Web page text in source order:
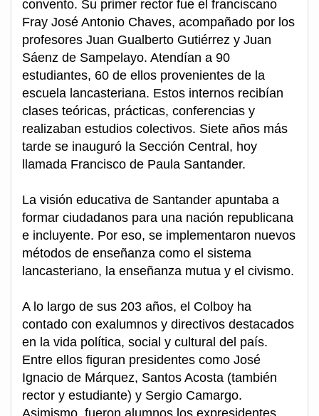
convento. Su primer rector fue el franciscano
Fray José Antonio Chaves, acompañado por los
profesores Juan Gualberto Gutiérrez y Juan
Sáenz de Sampelayo. Atendían a 90
estudiantes, 60 de ellos provenientes de la
escuela lancasteriana. Estos internos recibían
clases teóricas, prácticas, conferencias y
realizaban estudios colectivos. Siete años más
tarde se inauguró la Sección Central, hoy
llamada Francisco de Paula Santander.
La visión educativa de Santander apuntaba a
formar ciudadanos para una nación republicana
e incluyente. Por eso, se implementaron nuevos
métodos de enseñanza como el sistema
lancasteriano, la enseñanza mutua y el civismo.
A lo largo de sus 203 años, el Colboy ha
contado con exalumnos y directivos destacados
en la vida política, social y cultural del país.
Entre ellos figuran presidentes como José
Ignacio de Márquez, Santos Acosta (también
rector y estudiante) y Sergio Camargo.